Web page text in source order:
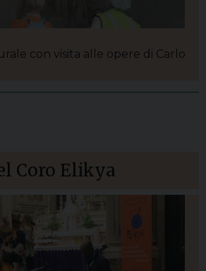
con visita alle opere di Carlo
Coro Elikya